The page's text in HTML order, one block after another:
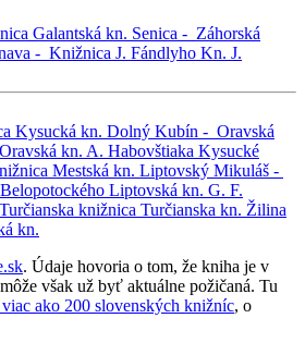
Galantská kn. Senica - Záhorská
- Knižnica J. Fándlyho Kn. J.
Kysucká kn. Dolný Kubín - Oravská
Oravská kn. A. Habovštiaka Kysucké
Mestská kn. Liptovský Mikuláš -
Liptovská kn. G. F.
Turčianska knižnica Turčianska kn. Žilina
kn.
. Údaje hovoria o tom, že kniha je v
však už byť aktuálne požičaná. Tu
ako 200 slovenských knižníc, o